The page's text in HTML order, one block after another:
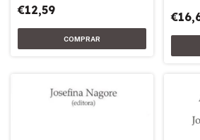
€12,59